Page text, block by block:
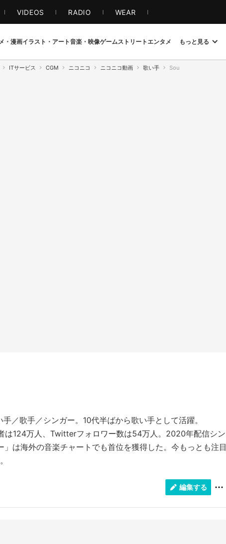
VIDEOS RADIO WEAR
・漫画イラスト・アート音楽・映像ゲームストリート エンタメ もっと見る
ITサービス CGM ニコニコ ニコニコ動画 歌い手 Sou
手／歌手／シンガー。10代半ばから歌い手として活躍。
は124万人、Twitterフォロワー数は54万人。2020年配信シン
」は海外の音楽チャートでも首位を獲得した。今もっとも注目
編集する